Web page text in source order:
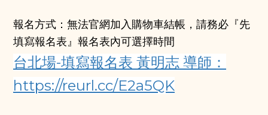
報名方式：無法官網加入購物車結帳，請務必『先
填寫報名表』報名表內可選擇時間
台北場-填寫報名表 黃明志 導師：
https://reurl.cc/E2a5QK